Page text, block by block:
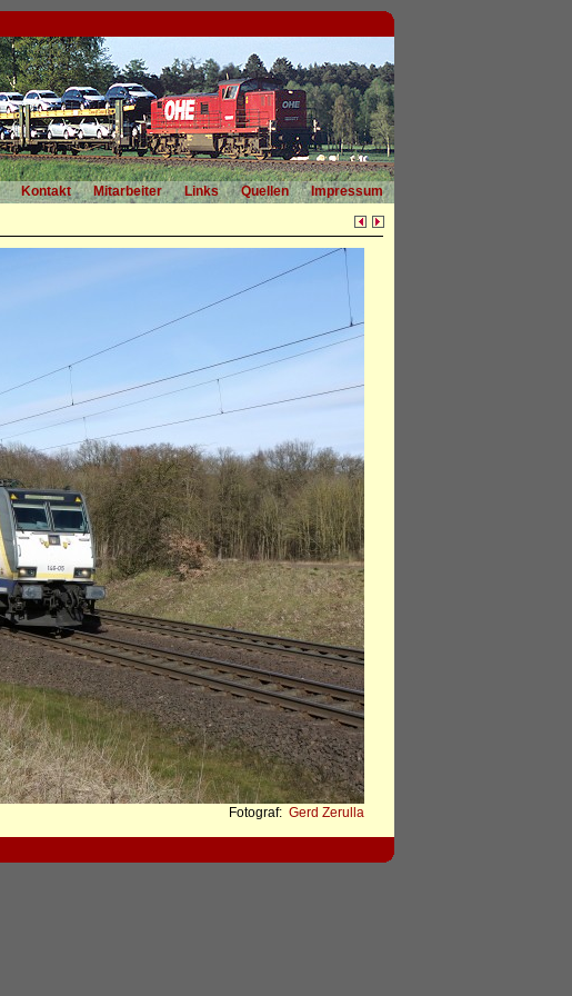
Kontakt Mitarbeiter Links Quellen
Impressum
Fotograf: Gerd Zerulla